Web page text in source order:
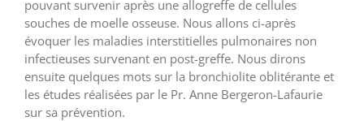
pouvant survenir après une allogreffe de cellules
souches de moelle osseuse. Nous allons ci-après
évoquer les maladies interstitielles pulmonaires non
infectieuses survenant en post-greffe. Nous dirons
ensuite quelques mots sur la bronchiolite oblitérante et
les études réalisées par le Pr. Anne Bergeron-Lafaurie
sur sa prévention.